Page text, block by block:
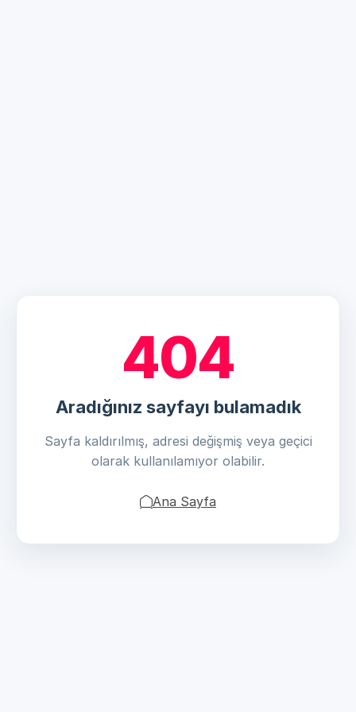
404
Aradığınız sayfayı bulamadık
Sayfa kaldırılmış, adresi değişmiş veya geçici
olarak kullanılamıyor olabilir.
Ana Sayfa